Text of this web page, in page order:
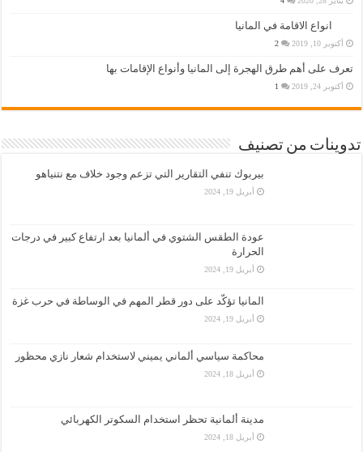
انواع الاقامة في المانيا
أكتوبر 10, 2019 2
تعرف على أهم طرق الهجرة إلى المانيا وأنواع الإقامات بها
أكتوبر 24, 2019 1
تدوينات من تصنيف
بيربوك تنفي التقارير التي تزعم وجود خلاف مع نتنياهو
أبريل 19, 2024
عودة الطقس الشتوي في ألمانيا بعد ارتفاع كبير في درجات
الحرارة
أبريل 19, 2024
المانيا تؤكّد على دور قطر المهم في الوساطة في حرب غزة
أبريل 19, 2024
محاكمة سياسي ألماني يميني لاستخدام شعار نازي محظور
أبريل 18, 2024
مدينة ألمانية تحظر استخدام السكوتر الكهربائي
أبريل 18, 2024